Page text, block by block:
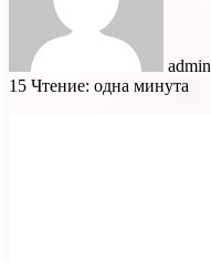
admin
15 Чтение: одна минута